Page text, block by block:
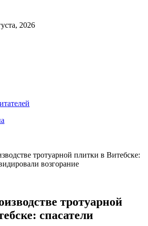
2026
тротуарной плитки в Витебске:
возгорание
тротуарной
спасатели